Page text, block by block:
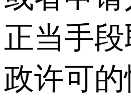
正当手
政许可的